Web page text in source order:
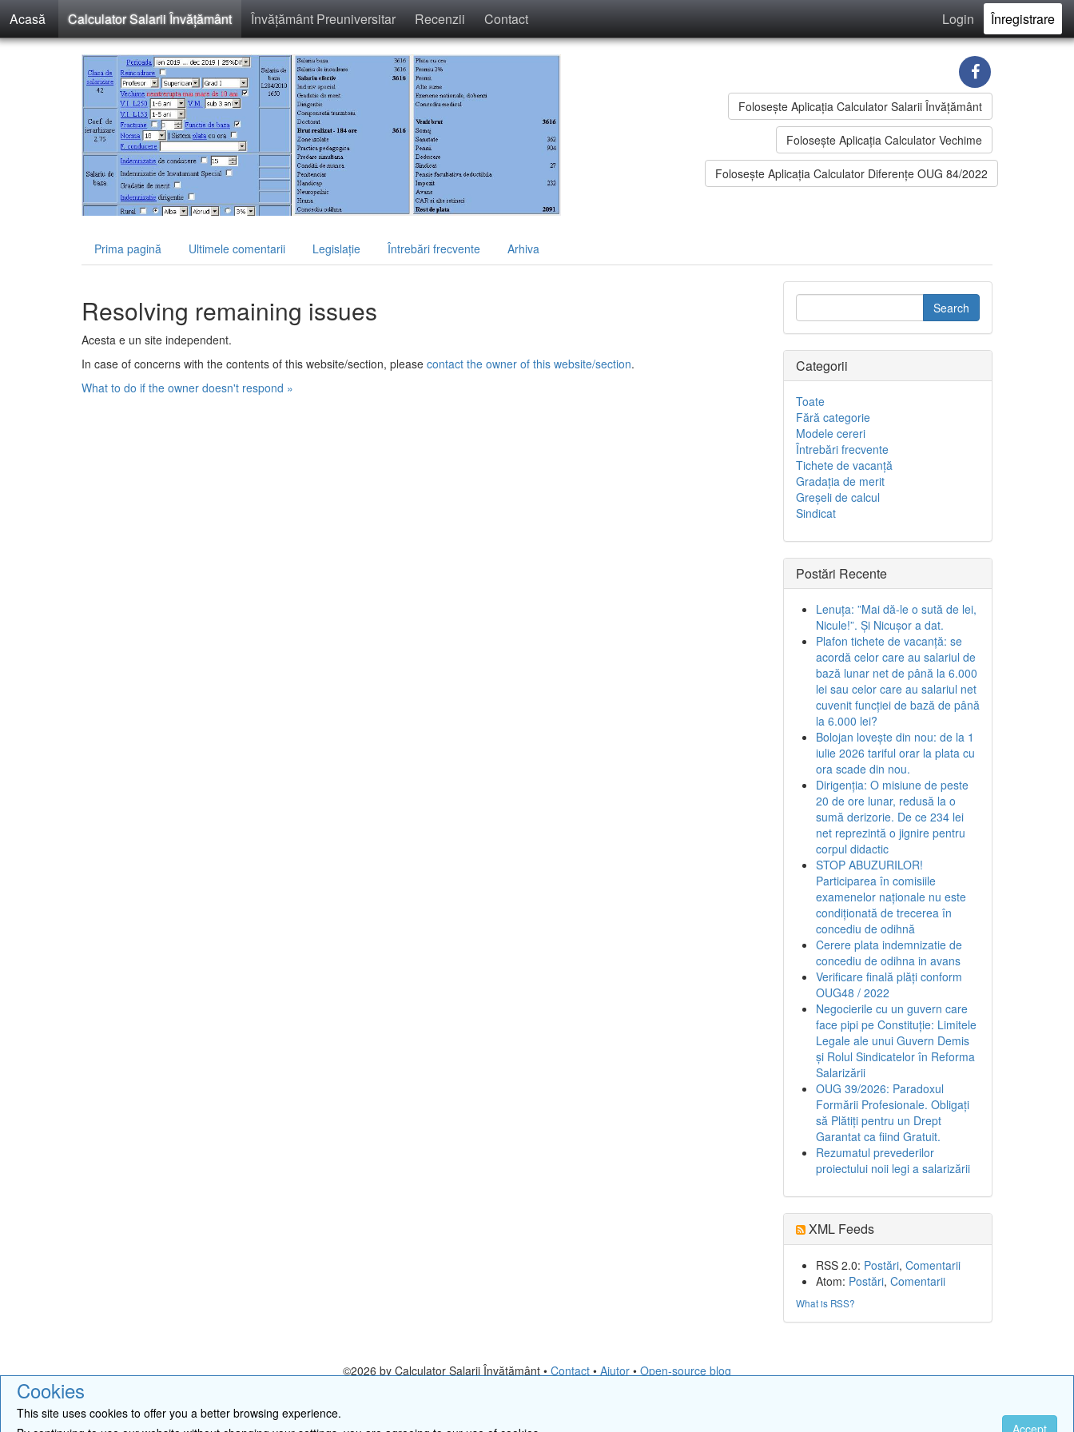
Cookies
This site uses cookies to offer you a better browsing experience.
Accept
Acasă Calculator Salarii Învăţământ Învăţământ Preuniversitar Recenzii Contact Login Înregistrare
Foloseşte Aplicaţia Calculator Salarii Învățământ
Folosește Aplicația Calculator Vechime
Foloseşte Aplicaţia Calculator Diferențe OUG 84/2022
Prima pagină Ultimele comentarii Legislaţie Întrebări frecvente Arhiva
Resolving remaining issues
Acesta e un site independent.
In case of concerns with the contents of this website/section, please contact the owner of this website/section.
What to do if the owner doesn't respond »
Categorii
Toate
Fără categorie
Modele cereri
Întrebări frecvente
Tichete de vacanţă
Gradaţia de merit
Greşeli de calcul
Sindicat
Postări Recente
Lenuța: ”Mai dă-le o sută de lei,
Nicule!”. Și Nicușor a dat.
Plafon tichete de vacanță: se
acordă celor care au salariul de
bază lunar net de până la 6.000
lei sau celor care au salariul net
cuvenit funcției de bază de până
la 6.000 lei?
Bolojan lovește din nou: de la 1
iulie 2026 tariful orar la plata cu
ora scade din nou.
Dirigenția: O misiune de peste
20 de ore lunar, redusă la o
sumă derizorie. De ce 234 lei
net reprezintă o jignire pentru
corpul didactic
STOP ABUZURILOR!
Participarea în comisiile
examenelor naționale nu este
condiționată de trecerea în
concediu de odihnă
Cerere plata indemnizatie de
concediu de odihna in avans
Verificare finală plăți conform
OUG48 / 2022
Negocierile cu un guvern care
face pipi pe Constituție: Limitele
Legale ale unui Guvern Demis
și Rolul Sindicatelor în Reforma
Salarizării
OUG 39/2026: Paradoxul
Formării Profesionale. Obligați
să Plătiți pentru un Drept
Garantat ca fiind Gratuit.
Rezumatul prevederilor
proiectului noii legi a salarizării
XML Feeds
RSS 2.0: Postări, Comentarii
Atom: Postări, Comentarii
What is RSS?
©2026 by Calculator Salarii Învăţământ • Contact • Ajutor • Open-source blog